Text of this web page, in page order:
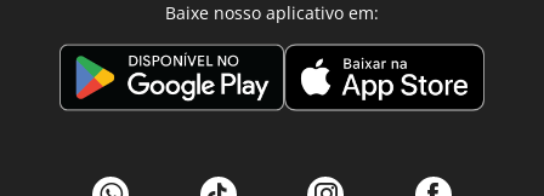
Baixe nosso aplicativo em: